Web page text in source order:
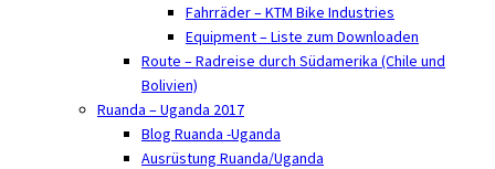
Fahrräder – KTM Bike Industries
Equipment – Liste zum Downloaden
Route – Radreise durch Südamerika (Chile und
Bolivien)
Ruanda – Uganda 2017
Blog Ruanda -Uganda
Ausrüstung Ruanda/Uganda